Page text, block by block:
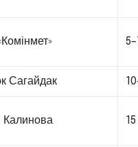
Сагайдак
Калинова 15